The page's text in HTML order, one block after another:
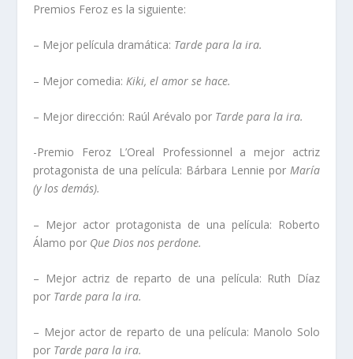
Premios Feroz es la siguiente:
– Mejor película dramática: Tarde para la ira.
– Mejor comedia: Kiki, el amor se hace.
– Mejor dirección: Raúl Arévalo por Tarde para la ira.
-Premio Feroz L’Oreal Professionnel a mejor actriz
protagonista de una película: Bárbara Lennie por María
(y los demás).
– Mejor actor protagonista de una película: Roberto
Álamo por Que Dios nos perdone.
– Mejor actriz de reparto de una película: Ruth Díaz
por Tarde para la ira.
– Mejor actor de reparto de una película: Manolo Solo
por Tarde para la ira.